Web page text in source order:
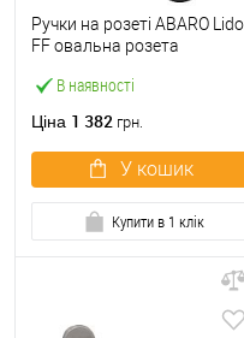
В наявності
Ручки на розеті ABARO Lido
FF овальна розета
чорний
Ціна 1 382 грн.
У кошик
Купити в 1 клік